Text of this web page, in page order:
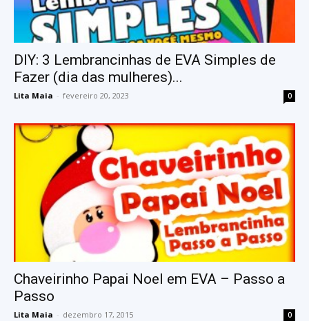
DIY: 3 Lembrancinhas de EVA Simples de
Fazer (dia das mulheres)...
Lita Maia - fevereiro 20, 2023 0
Chaveirinho Papai Noel em EVA – Passo a
Passo
Lita Maia - dezembro 17, 2015 0